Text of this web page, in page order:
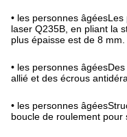
• les personnes âgéesLes
laser Q235B, en pliant la
plus épaisse est de 8 mm.
• les personnes âgées
allié et des écrous
• les personnes âgées
boucle de roulement